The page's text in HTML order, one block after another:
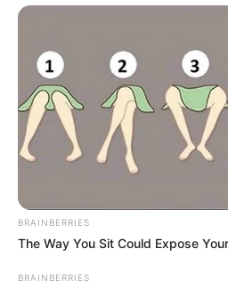
András lesz Jákob Zoli és
vagyis a Jászai Mari-díjas
BRAINBERRIES
The Way You Sit Could Expose
BRAINBERRIES